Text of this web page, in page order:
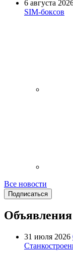
6 августа
SIM-боксов
Все новости
Подписаться
Объявления
31 июля 2026